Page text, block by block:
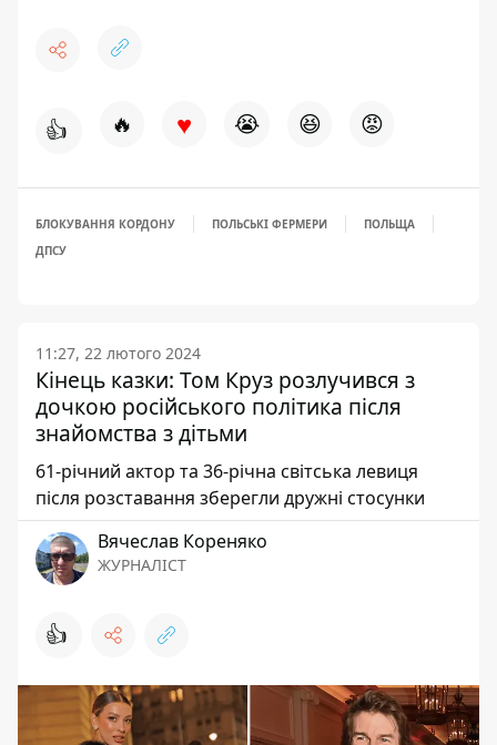
👍 🔥 ♥ 😭 😆 😡
БЛОКУВАННЯ КОРДОНУ ПОЛЬСЬКІ ФЕРМЕРИ
ПОЛЬЩА
ДПСУ
11:27, 22 лютого 2024
Кінець казки: Том Круз розлучився з
дочкою російського політика після
знайомства з дітьми
61-річний актор та 36-річна світська левиця
після розставання зберегли дружні стосунки
Вячеслав Кореняко
ЖУРНАЛІСТ
👍